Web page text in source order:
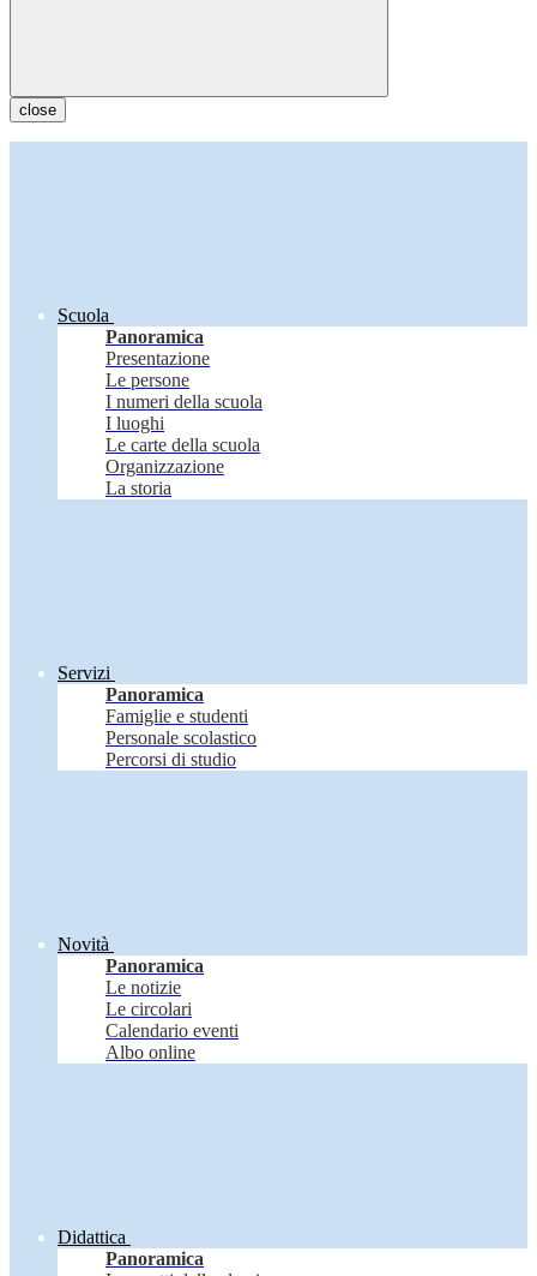
close
Scuola
Panoramica
Presentazione
Le persone
I numeri della scuola
I luoghi
Le carte della scuola
Organizzazione
La storia
Servizi
Panoramica
Famiglie e studenti
Personale scolastico
Percorsi di studio
Novità
Panoramica
Le notizie
Le circolari
Calendario eventi
Albo online
Didattica
Panoramica